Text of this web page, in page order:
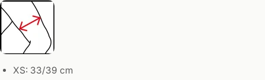
XS: 33/39 cm